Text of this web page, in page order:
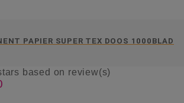
PAPIER SUPER TEX DOOS 1000BLAD
based on review(s)